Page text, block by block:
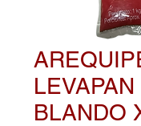
LEVAPAN
BLANDO